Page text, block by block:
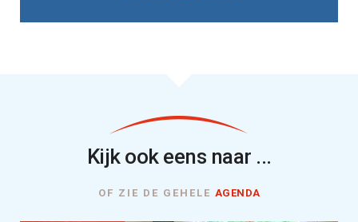
Kijk ook eens naar ...
OF ZIE DE GEHELE AGENDA